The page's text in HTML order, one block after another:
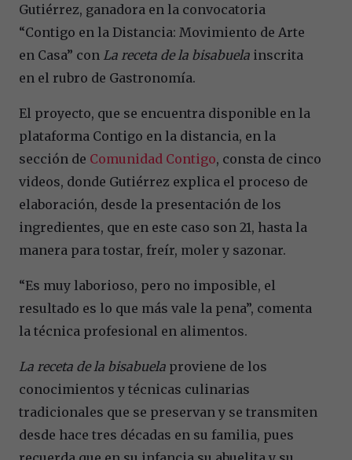
Gutiérrez, ganadora en la convocatoria
“Contigo en la Distancia: Movimiento de Arte
en Casa” con La receta de la bisabuela inscrita
en el rubro de Gastronomía.
El proyecto, que se encuentra disponible en la
plataforma Contigo en la distancia, en la
sección de Comunidad Contigo, consta de cinco
videos, donde Gutiérrez explica el proceso de
elaboración, desde la presentación de los
ingredientes, que en este caso son 21, hasta la
manera para tostar, freír, moler y sazonar.
“Es muy laborioso, pero no imposible, el
resultado es lo que más vale la pena”, comenta
la técnica profesional en alimentos.
La receta de la bisabuela proviene de los
conocimientos y técnicas culinarias
tradicionales que se preservan y se transmiten
desde hace tres décadas en su familia, pues